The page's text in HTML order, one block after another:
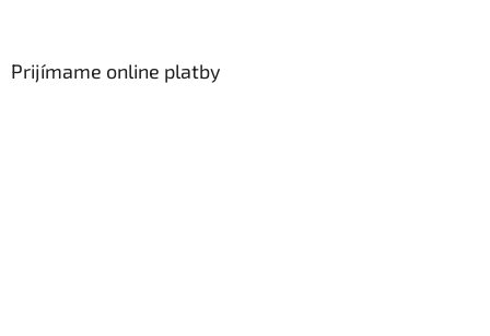
Prijímame online platby